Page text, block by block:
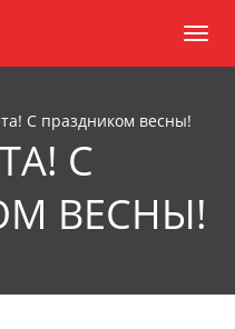
С праздником весны!
С
ВЕСНЫ!